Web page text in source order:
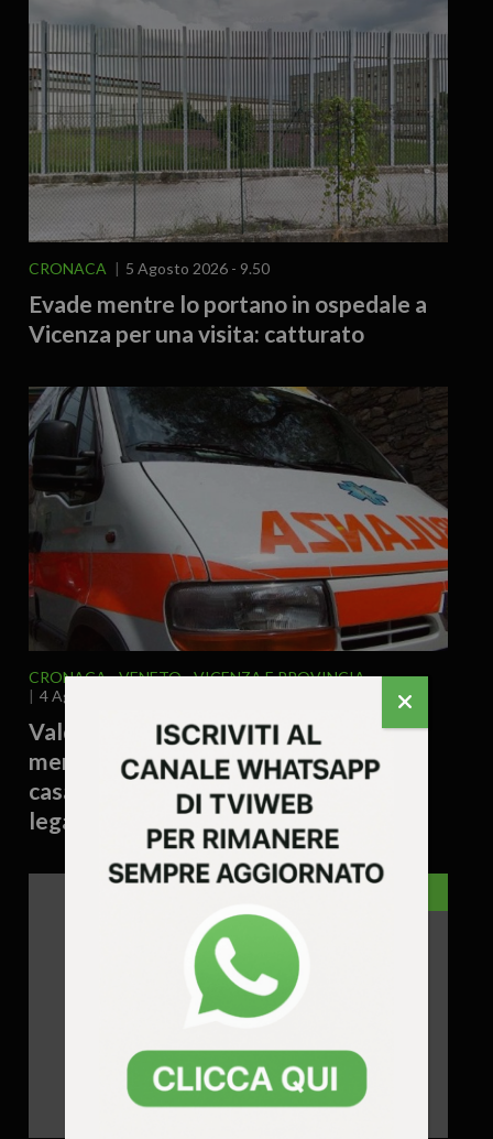
CRONACA 5 Agosto 2026 - 9.50
Evade mentre lo portano in ospedale a
Vicenza per una visita: catturato
CRONACA VENETO
VICENZA E PROVINCIA
4 Agosto 2026 - 17.54
Valdagno – Donna trovata morta
mentre raccoglieva patate nell’orto di
casa: si valuta un possibile malore
legato al caldo